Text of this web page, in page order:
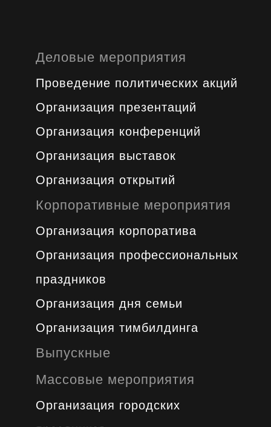
Деловые мероприятия
Проведение политических акций
Организация презентаций
Организация конференций
Организация выставок
Организация открытий
Корпоративные мероприятия
Организация корпоратива
Организация профессиональных
праздников
Организация дня семьи
Организация тимбилдинга
Выпускные
Массовые мероприятия
Организация городских